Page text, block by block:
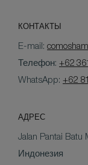
КОНТАКТЫ
E-mail:
Телефон: +62
WhatsApp: +62
АДРЕС
Jalan Pantai Batu
Индонезия